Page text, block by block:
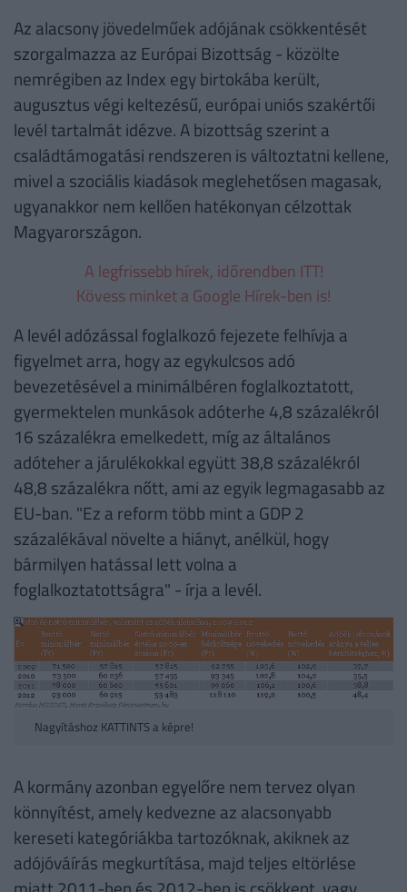
Az alacsony jövedelműek adójának csökkentését
szorgalmazza az Európai Bizottság - közölte
nemrégiben az Index egy birtokába került,
augusztus végi keltezésű, európai uniós szakértői
levél tartalmát idézve. A bizottság szerint a
családtámogatási rendszeren is változtatni kellene,
mivel a szociális kiadások meglehetősen magasak,
ugyanakkor nem kellően hatékonyan célzottak
Magyarországon.
A legfrissebb hírek, időrendben ITT!
Kövess minket a Google Hírek-ben is!
A levél adózással foglalkozó fejezete felhívja a
figyelmet arra, hogy az egykulcsos adó
bevezetésével a minimálbéren foglalkoztatott,
gyermektelen munkások adóterhe 4,8 százalékról
16 százalékra emelkedett, míg az általános
adóteher a járulékokkal együtt 38,8 százalékról
48,8 százalékra nőtt, ami az egyik legmagasabb az
EU-ban. "Ez a reform több mint a GDP 2
százalékával növelte a hiányt, anélkül, hogy
bármilyen hatással lett volna a
foglalkoztatottságra" - írja a levél.
Nagyításhoz KATTINTS a képre!
A kormány azonban egyelőre nem tervez olyan
könnyítést, amely kedvezne az alacsonyabb
kereseti kategóriákba tartozóknak, akiknek az
adójóváírás megkurtítása, majd teljes eltörlése